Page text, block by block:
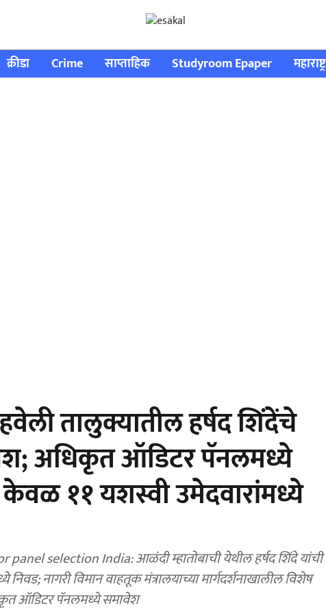
क्रीडा Crime साप्ताहिक Studyroom Epaper महाराष्ट्र
तालुक्यातील हर्षद शिंदेंचे
यश; अधिकृत ऑडिटर पॅनलमध्ये
११ यशस्वी उमेदवारांमध्ये
selection India: आळंदी म्हातोबाची येथील हर्षद शिंदे यांची
नागरी विमान वाहतूक मंत्रालयाच्या मार्गदर्शनाखालील विशेष
ऑडिटर पॅनलमध्ये समावेश